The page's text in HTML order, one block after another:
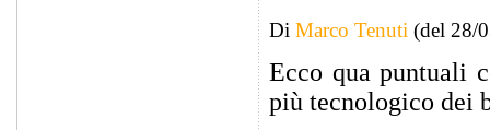
Di Marco Tenuti (del 28/
Ecco qua puntuali
più tecnologico dei